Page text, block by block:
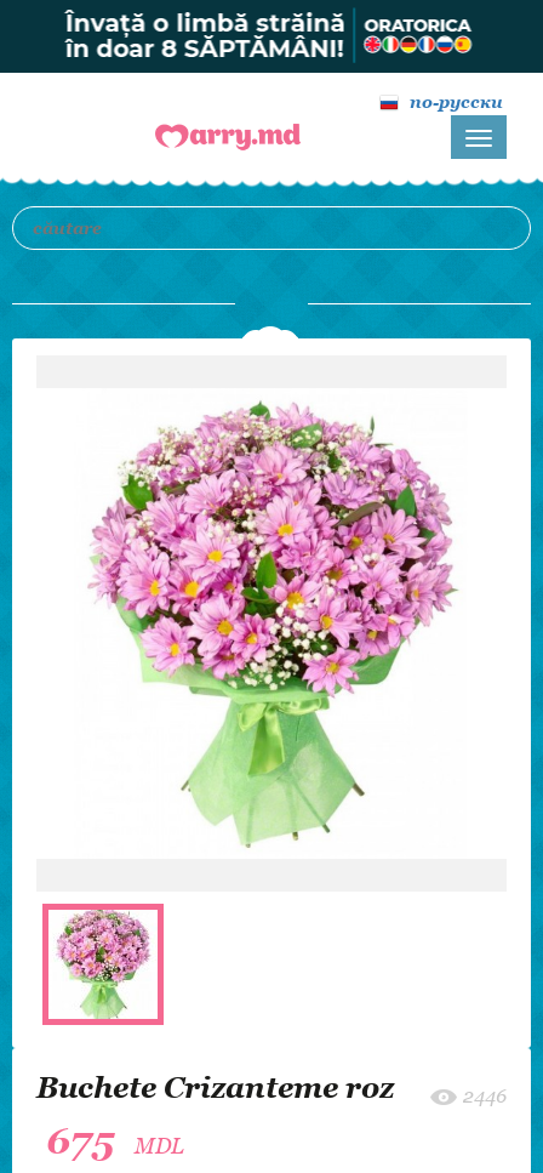
по-русски
Buchete Crizanteme roz 2446
675 MDL